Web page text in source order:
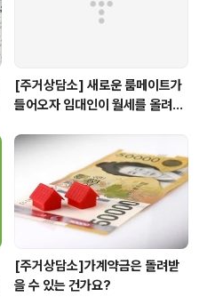
[주거상담소] 새로운 룸메이트가
들어오자 임대인이 월세를 올려달
[주거상담소]가계약금은 돌려받
을 수 있는 건가요?